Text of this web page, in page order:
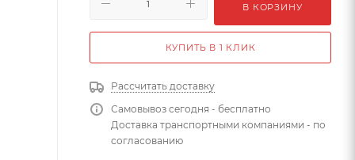
В КОРЗИНУ
КУПИТЬ В 1 КЛИК
Рассчитать доставку
Самовывоз сегодня - бесплатно
Доставка транспортными компаниями - по
согласованию